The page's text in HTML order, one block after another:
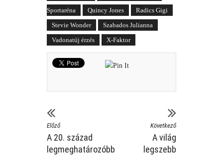
Sportaréna
Quincy Jones
Radics Gigi
Stevie Wonder
Szabados Julianna
Vadonatúj érzés
X-Faktor
Előző
A 20. század
legmeghatározóbb
Következő
A világ
legszebb